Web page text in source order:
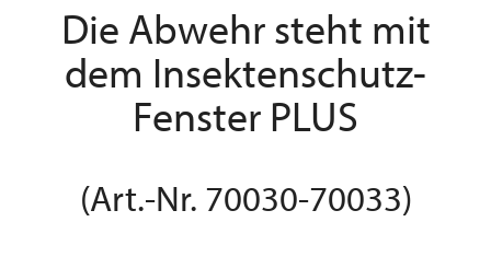
Die Abwehr steht mit
dem Insektenschutz-
Fenster PLUS
(Art.-Nr. 70030-70033)